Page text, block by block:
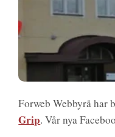
Forweb Webbyrå har
Grip. Vår nya